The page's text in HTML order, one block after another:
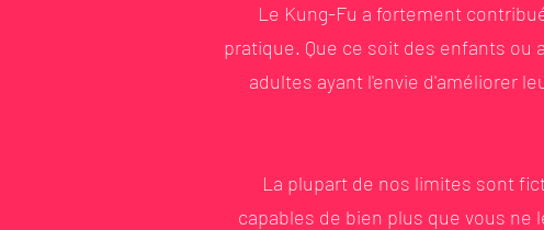
Le Kung-Fu a fortement
pratique. Que ce soit des enfants
adultes ayant l'envie d'améliorer
La plupart de nos limites sont
capables de bien plus que vous ne